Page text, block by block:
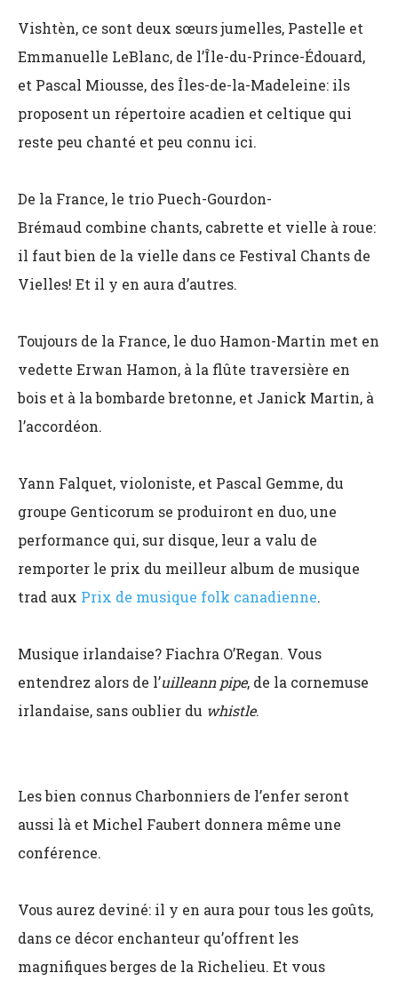
Vishtèn, ce sont deux sœurs jumelles, Pastelle et
Emmanuelle LeBlanc, de l’Île-du-Prince-Édouard,
et Pascal Miousse, des Îles-de-la-Madeleine: ils
proposent un répertoire acadien et celtique qui
reste peu chanté et peu connu ici.
De la France, le trio Puech-Gourdon-
Brémaud combine chants, cabrette et vielle à roue:
il faut bien de la vielle dans ce Festival Chants de
Vielles! Et il y en aura d’autres.
Toujours de la France, le duo Hamon-Martin met en
vedette Erwan Hamon, à la flûte traversière en
bois et à la bombarde bretonne, et Janick Martin, à
l’accordéon.
Yann Falquet, violoniste, et Pascal Gemme, du
groupe Genticorum se produiront en duo, une
performance qui, sur disque, leur a valu de
remporter le prix du meilleur album de musique
trad aux Prix de musique folk canadienne.
Musique irlandaise? Fiachra O’Regan. Vous
entendrez alors de l’uilleann pipe, de la cornemuse
irlandaise, sans oublier du whistle.
Les bien connus Charbonniers de l’enfer seront
aussi là et Michel Faubert donnera même une
conférence.
Vous aurez deviné: il y en aura pour tous les goûts,
dans ce décor enchanteur qu’offrent les
magnifiques berges de la Richelieu. Et vous